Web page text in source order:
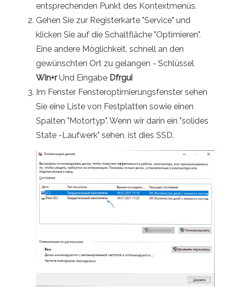
entsprechenden Punkt des Kontextmenüs.
Gehen Sie zur Registerkarte "Service" und
klicken Sie auf die Schaltfläche "Optimieren".
Eine andere Möglichkeit, schnell an den
gewünschten Ort zu gelangen - Schlüssel
Win+rUnd Eingabe Dfrgui
Im Fenster Fensteroptimierungsfenster sehen
Sie eine Liste von Festplatten sowie einen
Spalten "Motortyp". Wenn wir darin ein "solides
State -Laufwerk" sehen, ist dies SSD.